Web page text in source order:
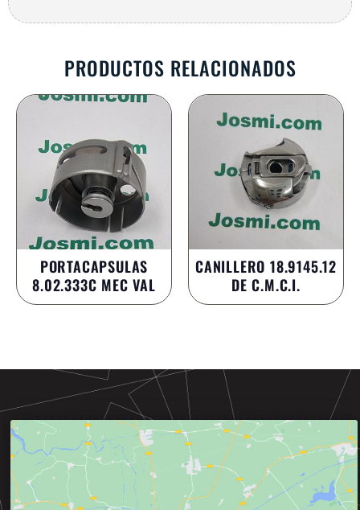
PRODUCTOS RELACIONADOS
PORTACAPSULAS
8.02.333C MEC VAL
CANILLERO 18.9145.12
DE C.M.C.I.